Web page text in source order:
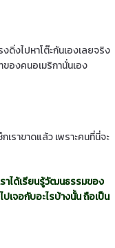
ดิ่งไปหาโต๊ะกันเองเลยจริง
ของคนอเมริกานั่นเอง
เราขาดแล้ว เพราะคนที่นี่จะ
าได้เรียนรู้วัฒนธรรมของ
เจอกับอะไรบ้างนั้น ถือเป็น